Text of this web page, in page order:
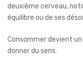
deuxième cerveau,
équilibre ou de ses
Consommer devient
donner du sens.